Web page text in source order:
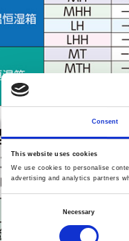
Consent
This website uses cookies
We use cookies to personalise
advertising and analytics partners
Consent
Necessary